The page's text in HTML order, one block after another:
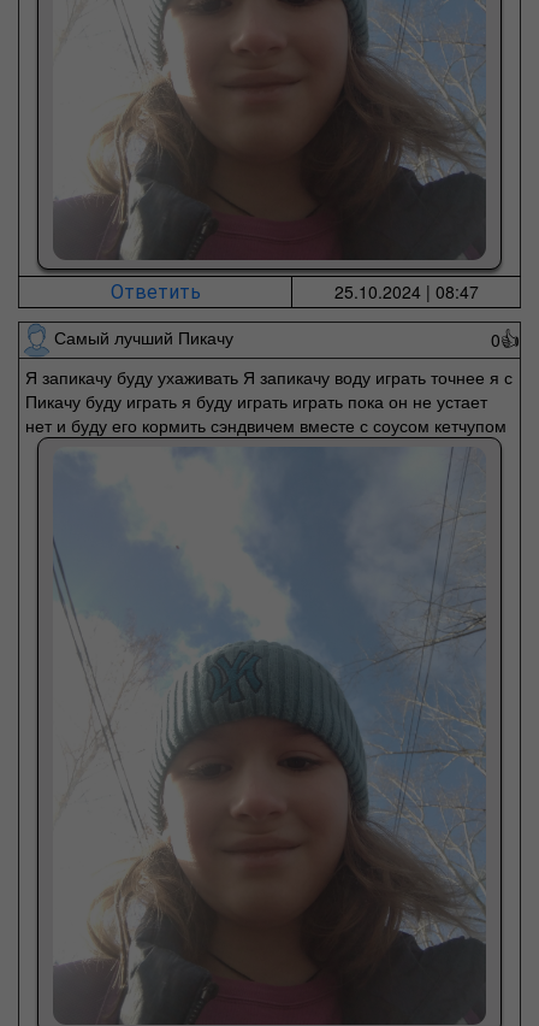
Ответить
25.10.2024 | 08:47
Самый лучший Пикачу
0👍
Я запикачу буду ухаживать Я запикачу воду играть точнее я с
Пикачу буду играть я буду играть играть пока он не устает
нет и буду его кормить сэндвичем вместе с соусом кетчупом